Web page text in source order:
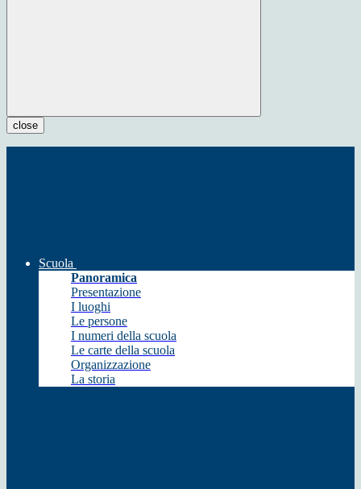
close
Scuola
Panoramica
Presentazione
I luoghi
Le persone
I numeri della scuola
Le carte della scuola
Organizzazione
La storia